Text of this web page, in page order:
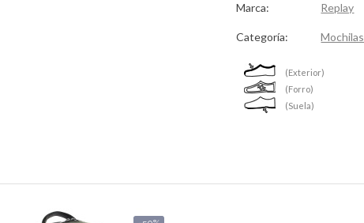
Marca: Replay
Categoría: Mochilas
(Exterior)
(Forro)
(Suela)